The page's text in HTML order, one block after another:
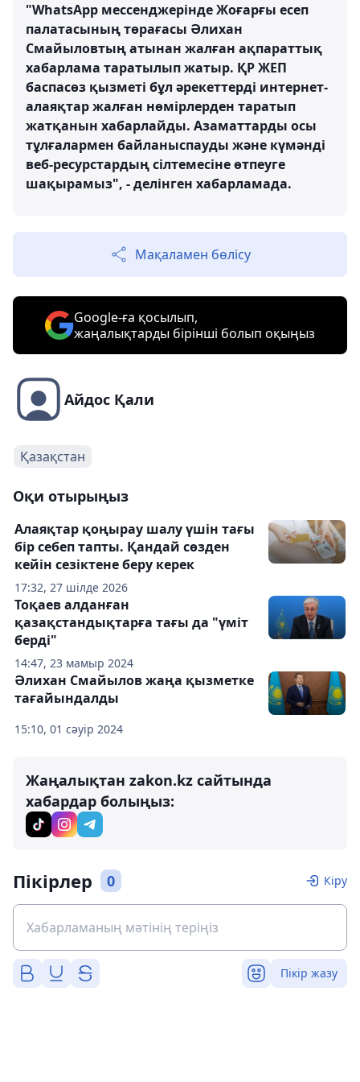
"WhatsApp мессенджерінде Жоғарғы есеп
палатасының төрағасы Әлихан
Смайыловтың атынан жалған ақпараттық
хабарлама таратылып жатыр. ҚР ЖЕП
баспасөз қызметі бұл әрекеттерді интернет-
алаяқтар жалған нөмірлерден таратып
жатқанын хабарлайды. Азаматтарды осы
тұлғалармен байланыспауды және күмәнді
веб-ресурстардың сілтемесіне өтпеуге
шақырамыз", - делінген хабарламада.
Мақаламен бөлісу
Google-ға қосылып,
жаңалықтарды бірінші болып оқыңыз
Айдос Қали
Қазақстан
Оқи отырыңыз
17:32, 27 шілде 2026
Алаяқтар қоңырау шалу үшін тағы
бір себеп тапты. Қандай сөзден
кейін сезіктене беру керек
14:47, 23 мамыр 2024
Тоқаев алданған
қазақстандықтарға тағы да "үміт
берді"
15:10, 01 сәуір 2024
Әлихан Смайылов жаңа қызметке
тағайындалды
Жаңалықтан zakon.kz сайтында
хабардар болыңыз:
Пікірлер 0 Кіру
Пікір жазу